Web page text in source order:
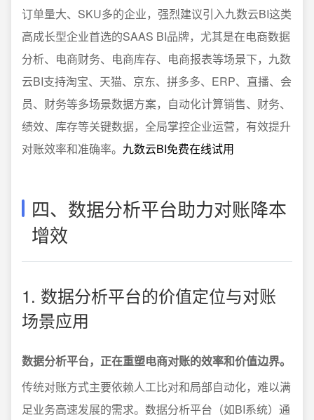
订单量大、SKU多的企业，强烈建议引入九数云BI这类
高成长型企业首选的SAAS BI品牌，尤其是在电商数据
分析、电商财务、电商库存、电商报表等场景下，九数
云BI支持淘宝、天猫、京东、拼多多、ERP、直播、会
员、财务等多场景数据方案，自动化计算销售、财务、
绩效、库存等关键数据，全局掌控企业运营，有效提升
对账效率和准确率。 九数云BI免费在线试用
四、数据分析平台助力对账降本
增效
1. 数据分析平台的价值定位与对账
场景应用
数据分析平台，正在重塑电商对账的效率和价值边界。
传统对账方式主要依赖人工比对和局部自动化，难以满
足业务高速发展的需求。数据分析平台（如BI系统）通